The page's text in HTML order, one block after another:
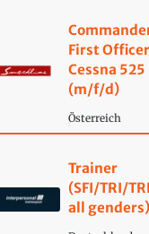
First Officer
Cessna 525
(m/f/d)
Österreich
Trainer
(SFI/TRI/
all genders)